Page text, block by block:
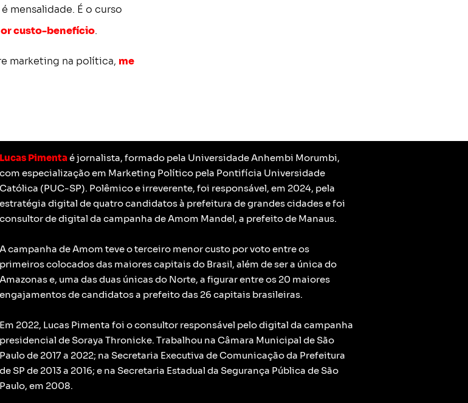
é mensalidade. É o curso
custo-benefício.
marketing na política, me
Lucas Pimentaé jornalista, formado pela Universidade Anhembi Morumbi,
com especialização em Marketing Político pela Pontifícia Universidade
Católica (PUC-SP). Polêmico e irreverente, foi responsável, em 2024, pela
estratégia digital de quatro candidatos à prefeitura de grandes cidades e foi
consultor de digital da campanha de Amom Mandel, a prefeito de Manaus.
A campanha de Amom teve o terceiro menor custo por voto entre os
primeiros colocados das maiores capitais do Brasil, além de ser a única do
Amazonas e, uma das duas únicas do Norte, a figurar entre os 20 maiores
engajamentos de candidatos a prefeito das 26 capitais brasileiras.
Em 2022, Lucas Pimenta foi o consultor responsável pelo digital da campanha
presidencial de Soraya Thronicke. Trabalhou na Câmara Municipal de São
Paulo de 2017 a 2022; na Secretaria Executiva de Comunicação da Prefeitura
de SP de 2013 a 2016; e na Secretaria Estadual da Segurança Pública de São
Paulo, em 2008.